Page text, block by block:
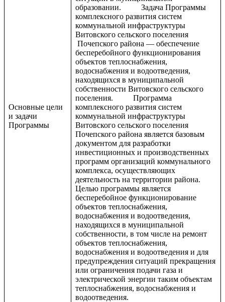
Основные цели
и задачи
Программы
образовании. Задача Программы
комплексного развития систем
коммунальной инфраструктуры
Витовского сельского поселения
Почепского района — обеспечение
бесперебойного функционирования
объектов теплоснабжения,
водоснабжения и водоотведения,
находящихся в муниципальной
собственности Витовского сельского
поселения. Программа
комплексного развития систем
коммунальной инфраструктуры
Витовского сельского поселения
Почепского района является базовым
документом для разработки
инвестиционных и производственных
программ организаций коммунального
комплекса, осуществляющих
деятельность на территории района.
Целью программы является
бесперебойное функционирование
объектов теплоснабжения,
водоснабжения и водоотведения,
находящихся в муниципальной
собственности, в том числе на ремонт
объектов теплоснабжения,
водоснабжения и водоотведения и для
предупреждения ситуаций прекращения
или ограничения подачи газа и
электрической энергии таким объектам
теплоснабжения, водоснабжения и
водоотведения.